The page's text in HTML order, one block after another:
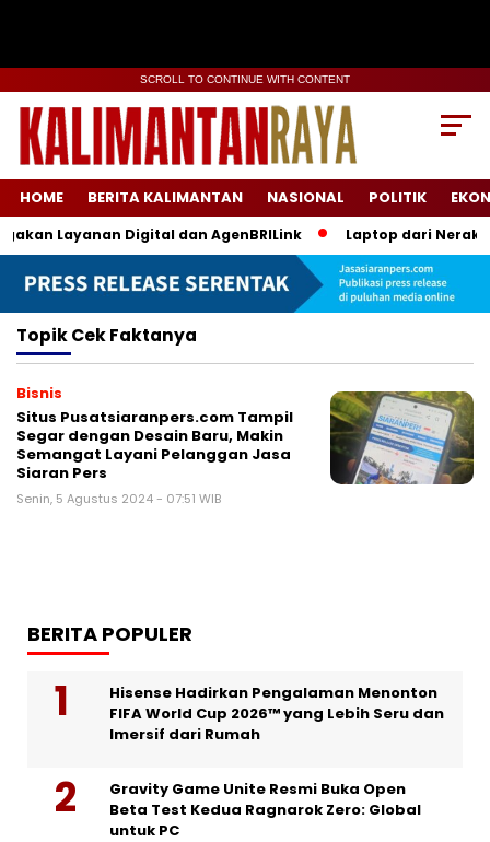
SCROLL TO CONTINUE WITH CONTENT
HOME BERITA KALIMANTAN NASIONAL POLITIK
Layanan Digital dan AgenBRILink Laptop dari
TopikCek Faktanya
Bisnis
Situs Pusatsiaranpers.com Tampil
Segar dengan Desain Baru, Makin
Semangat Layani Pelanggan Jasa
Siaran Pers
Senin, 5 Agustus 2024 - 07:51 WIB
BERITA POPULER
Hisense Hadirkan Pengalaman Menonton
FIFA World Cup 2026™ yang Lebih Seru dan
Imersif dari Rumah
Gravity Game Unite Resmi Buka Open
Beta Test Kedua Ragnarok Zero: Global
untuk PC